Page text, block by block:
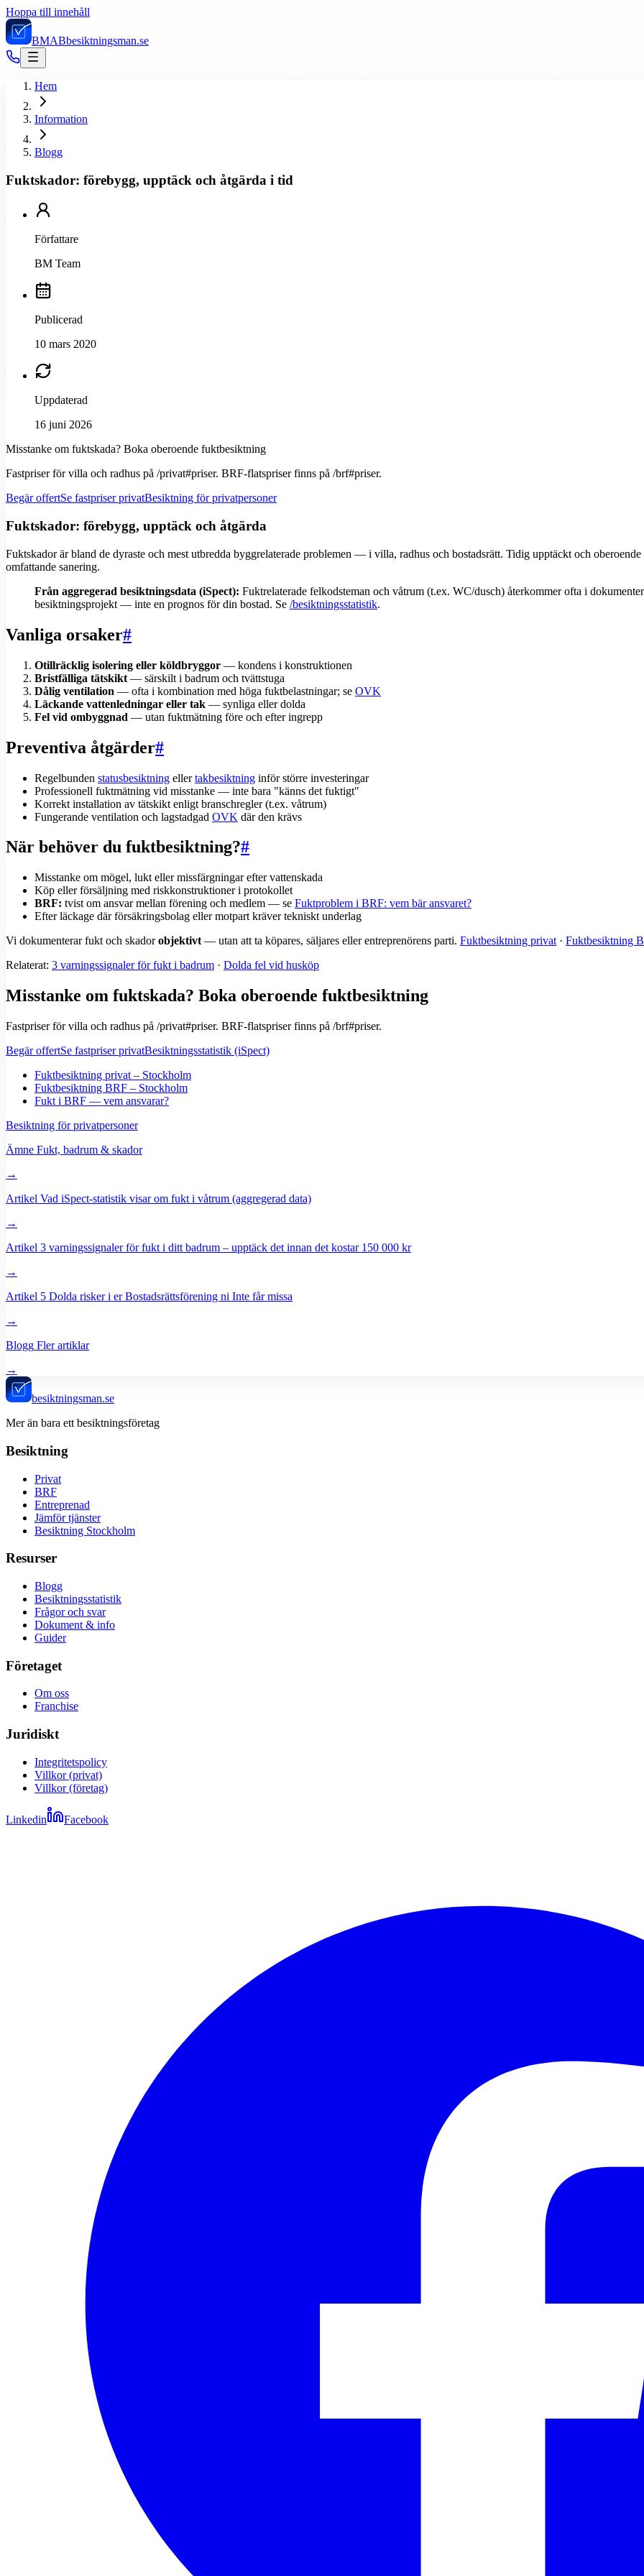
Hoppa till innehåll
BMABbesiktningsman.se
Hem
Information
Blogg
Fuktskador: förebygg, upptäck och åtgärda i tid
Författare
BM Team
Publicerad
10 mars 2020
Uppdaterad
16 juni 2026
Misstanke om fuktskada? Boka oberoende fuktbesiktning
Fastpriser för villa och radhus på /privat#priser. BRF-flatspriser finns på /brf#priser.
Begär offertSe fastpriser privatBesiktning för privatpersoner
Fuktskador: förebygg, upptäck och åtgärda
Fuktskador är bland de dyraste och mest utbredda byggrelaterade problemen — i villa, radhus och bostadsrätt. Tidig upptäckt och
omfattande sanering.
Från aggregerad besiktningsdata (iSpect): Fuktrelaterade felkodsteman och våtrum (t.ex. WC/dusch) återkommer ofta i
besiktningsprojekt — inte en prognos för din bostad. Se /besiktningsstatistik.
Vanliga orsaker#
Otillräcklig isolering eller köldbryggor — kondens i konstruktionen
Bristfälliga tätskikt — särskilt i badrum och tvättstuga
Dålig ventilation — ofta i kombination med höga fuktbelastningar; se OVK
Läckande vattenledningar eller tak — synliga eller dolda
Fel vid ombyggnad — utan fuktmätning före och efter ingrepp
Preventiva åtgärder#
Regelbunden statusbesiktning ellertakbesiktning inför större investeringar
Professionell fuktmätning vid misstanke — inte bara "känns det fuktigt"
Korrekt installation av tätskikt enligt branschregler (t.ex. våtrum)
Fungerande ventilation och lagstadgad OVK där den krävs
När behöver du fuktbesiktning?#
Misstanke om mögel, lukt eller missfärgningar efter vattenskada
Köp eller försäljning med riskkonstruktioner i protokollet
BRF: tvist om ansvar mellan förening och medlem — se Fuktproblem i BRF: vem bär ansvaret?
Efter läckage där försäkringsbolag eller motpart kräver tekniskt underlag
Vi dokumenterar fukt och skadorobjektivt — utan att ta köpares, säljares eller entreprenörens parti. Fuktbesiktning privat · Fuktbesiktning
Relaterat: 3 varningssignaler för fukt i badrum · Dolda fel vid husköp
Misstanke om fuktskada? Boka oberoende fuktbesiktning
Fastpriser för villa och radhus på /privat#priser. BRF-flatspriser finns på /brf#priser.
Begär offertSe fastpriser privatBesiktningsstatistik (iSpect)
Fuktbesiktning privat – Stockholm
Fuktbesiktning BRF – Stockholm
Fukt i BRF — vem ansvarar?
Besiktning för privatpersoner
Ämne Fukt, badrum & skador
→
Artikel Vad iSpect-statistik visar om fukt i våtrum (aggregerad data)
→
Artikel 3 varningssignaler för fukt i ditt badrum – upptäck det innan det kostar 150 000 kr
→
Artikel 5 Dolda risker i er Bostadsrättsförening ni Inte får missa
→
Blogg Fler artiklar
→
besiktningsman.se
Mer än bara ett besiktningsföretag
Besiktning
Privat
BRF
Entreprenad
Jämför tjänster
Besiktning Stockholm
Resurser
Blogg
Besiktningsstatistik
Frågor och svar
Dokument & info
Guider
Företaget
Om oss
Franchise
Juridiskt
Integritetspolicy
Villkor (privat)
Villkor (företag)
Linkedin Facebook